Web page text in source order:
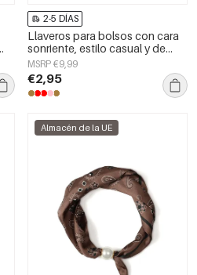
2-5 DÍAS
Llaveros para bolsos con cara
sonriente, estilo casual y de
cristal, accesorios diarios.
MSRP €9,99
€2,95
Almacén de la UE